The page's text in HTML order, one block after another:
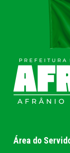
Área do